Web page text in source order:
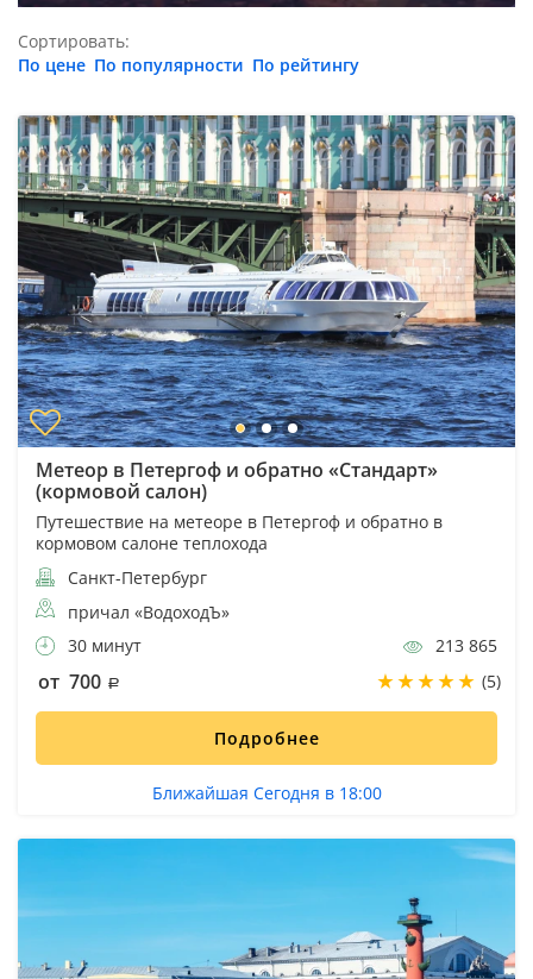
Сортировать:
По цене По популярности По рейтингу
Метеор в Петергоф и обратно «Стандарт»
(кормовой салон)
Путешествие на метеоре в Петергоф и обратно в
кормовом салоне теплохода
Санкт-Петербург
причал «ВодоходЪ»
30 минут
213 865
от 700 (5)
Подробнее
Ближайшая Сегодня в 18:00